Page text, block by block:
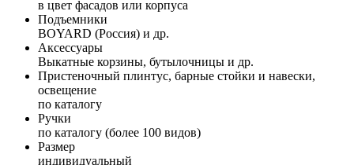
в цвет фасадов или корпуса
Подъемники
BOYARD (Россия) и др.
Аксессуары
Выкатные корзины, бутылочницы и др.
Пристеночный плинтус, барные стойки и навески,
освещение
по каталогу
Ручки
по каталогу (более 100 видов)
Размер
индивидуальный